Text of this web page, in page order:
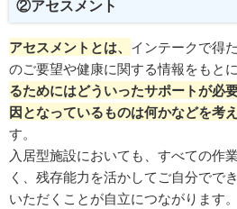
②アセスメント
アセスメントとは、 インテークで得
のご要望や健康に関する情報をもとに
るためにはどういったサポートが必
因となっているものは何かなどを考
す。
入居型施設においても、すべての作
く、残存能力を活かしてご自分でで
いただくことが自立につながります。